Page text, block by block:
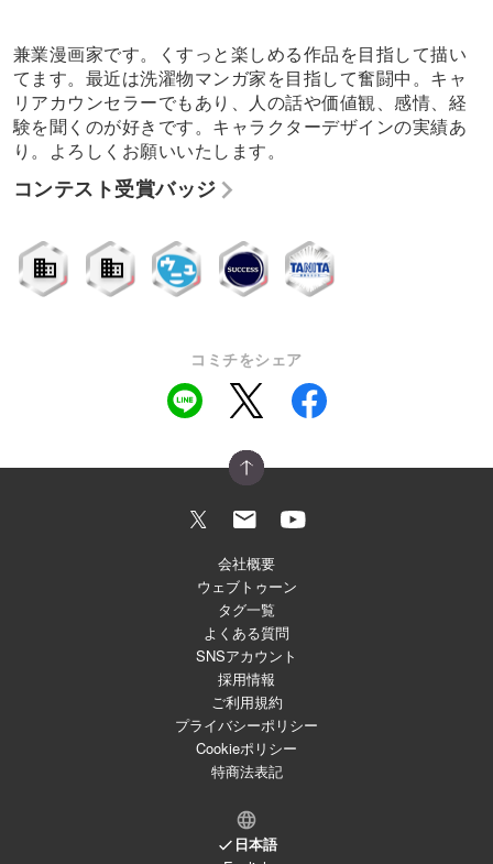
兼業漫画家です。くすっと楽しめる作品を目指して描い
てます。最近は洗濯物マンガ家を目指して奮闘中。キャ
リアカウンセラーでもあり、人の話や価値観、感情、経
験を聞くのが好きです。キャラクターデザインの実績あ
り。よろしくお願いいたします。
コンテスト受賞バッジ
コミチをシェア
会社概要
ウェブトゥーン
タグ一覧
よくある質問
SNSアカウント
採用情報
ご利用規約
プライバシーポリシー
Cookieポリシー
特商法表記
日本語